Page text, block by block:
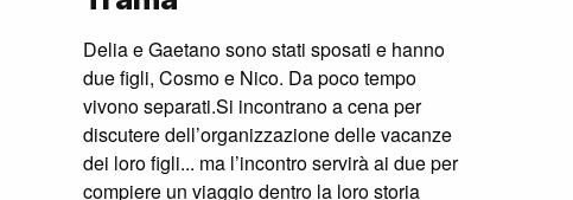
Delia e Gaetano sono stati sposati e hanno
due figli, Cosmo e Nico. Da poco tempo
vivono separati.Si incontrano a cena per
discutere dell’organizzazione delle vacanze
dei loro figli... ma l’incontro servirà ai due per
compiere un viaggio dentro la loro storia